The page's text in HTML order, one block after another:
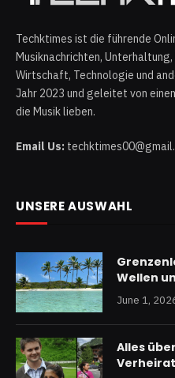
Techktimes ist die führende
Musiknachrichten,
Wirtschaft, Technologie und
Jahr 2023 und geleitet von
die Musik lieben.
Email Us:
UNSERE AUSWAHL
Wellen
June 1,
Alles